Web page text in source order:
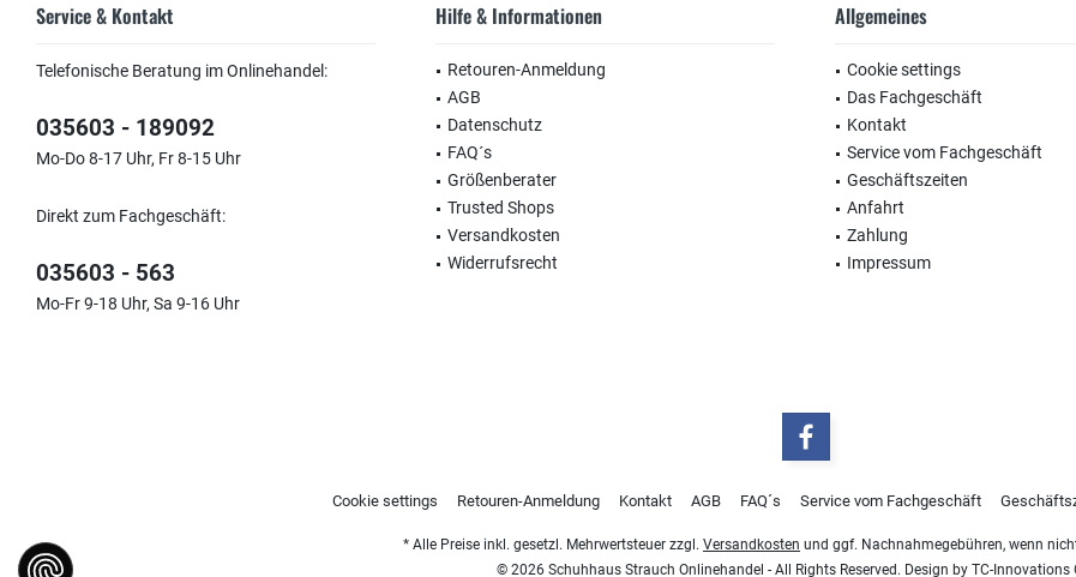
Service & Kontakt
Telefonische Beratung im Onlinehandel:
035603 - 189092
Mo-Do 8-17 Uhr, Fr 8-15 Uhr
Direkt zum Fachgeschäft:
035603 - 563
Mo-Fr 9-18 Uhr, Sa 9-16 Uhr
Hilfe & Informationen
Retouren-Anmeldung
AGB
Datenschutz
FAQ´s
Größenberater
Trusted Shops
Versandkosten
Widerrufsrecht
Allgemeines
Cookie settings
Das Fachgeschäft
Kontakt
Service vom Fachgeschäft
Geschäftszeiten
Anfahrt
Zahlung
Impressum
Cookie settings Retouren-Anmeldung Kontakt AGB FAQ´s Service vom Fachgeschäft
* Alle Preise inkl. gesetzl. Mehrwertsteuer zzgl. Versandkosten und ggf. Nachnahmegebühren, wenn
© 2026 Schuhhaus Strauch Onlinehandel - All Rights Reserved. Design by TC-Innovations